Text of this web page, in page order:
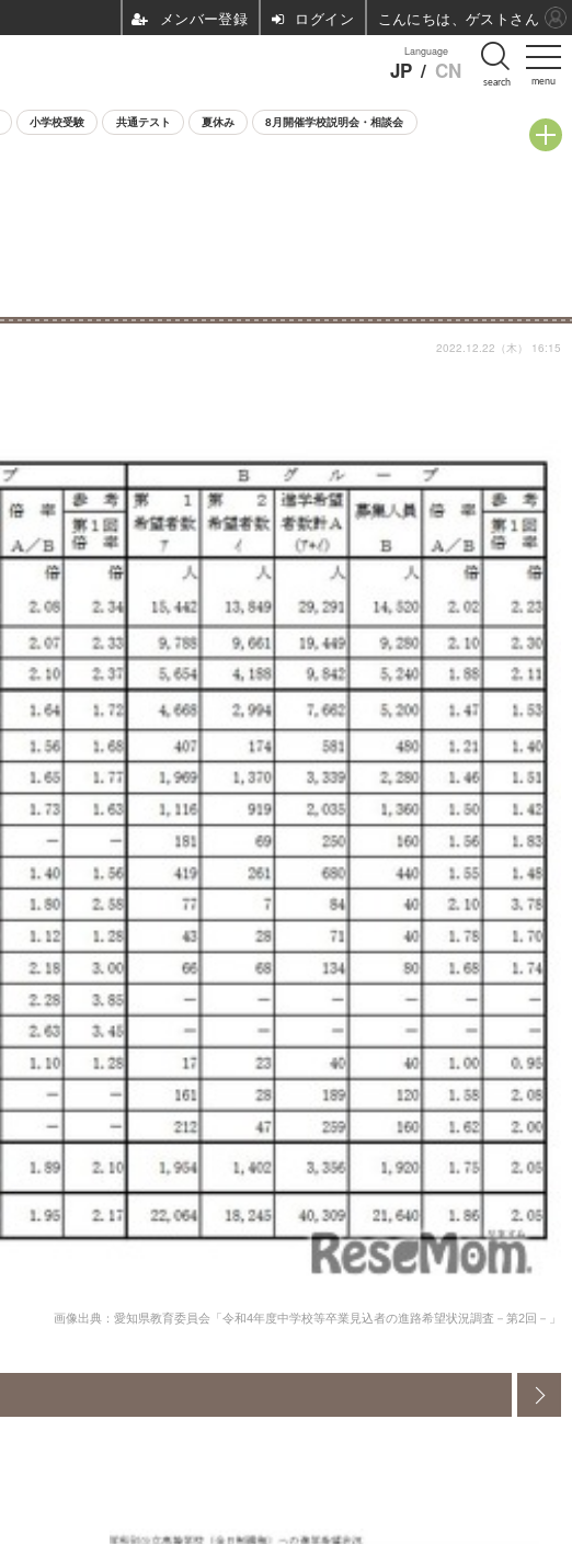
menu
Language
JP / CN search
小学校受験 共通テスト 夏休み 8月開催学校説明会・相談会
2022.12.22（木） 16:15
画像出典：愛知県教育委員会「令和4年度中学校等卒業見込者の進路希望状況調査－第2回－」
ログイン こんにちは、ゲストさん